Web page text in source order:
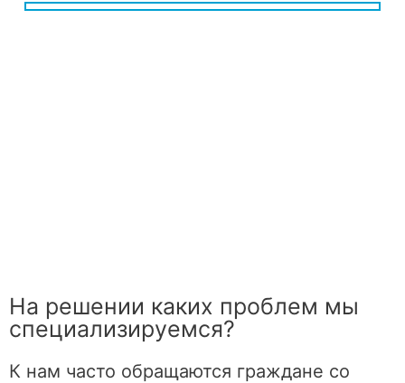
На решении каких проблем мы
специализируемся?
К нам часто обращаются граждане со